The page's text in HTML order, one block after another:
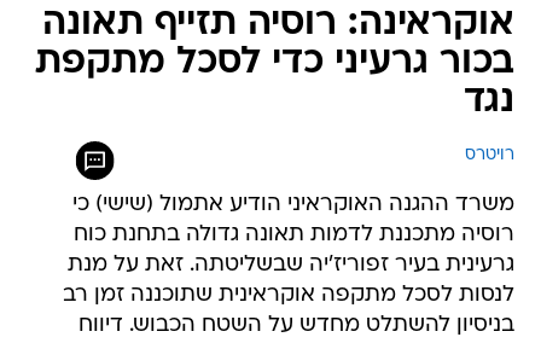
אוקראינה: רוסיה תזייף תאונה
בכור גרעיני כדי לסכל מתקפת
נגד
רויטרס
משרד ההגנה האוקראיני הודיע אתמול (שישי) כי
רוסיה מתכננת לדמות תאונה גדולה בתחנת כוח
גרעינית בעיר זפוריז'יה שבשליטתה. זאת על מנת
לנסות לסכל מתקפה אוקראינית שתוכננה זמן רב
בניסיון להשתלט מחדש על השטח הכבוש. דיווח